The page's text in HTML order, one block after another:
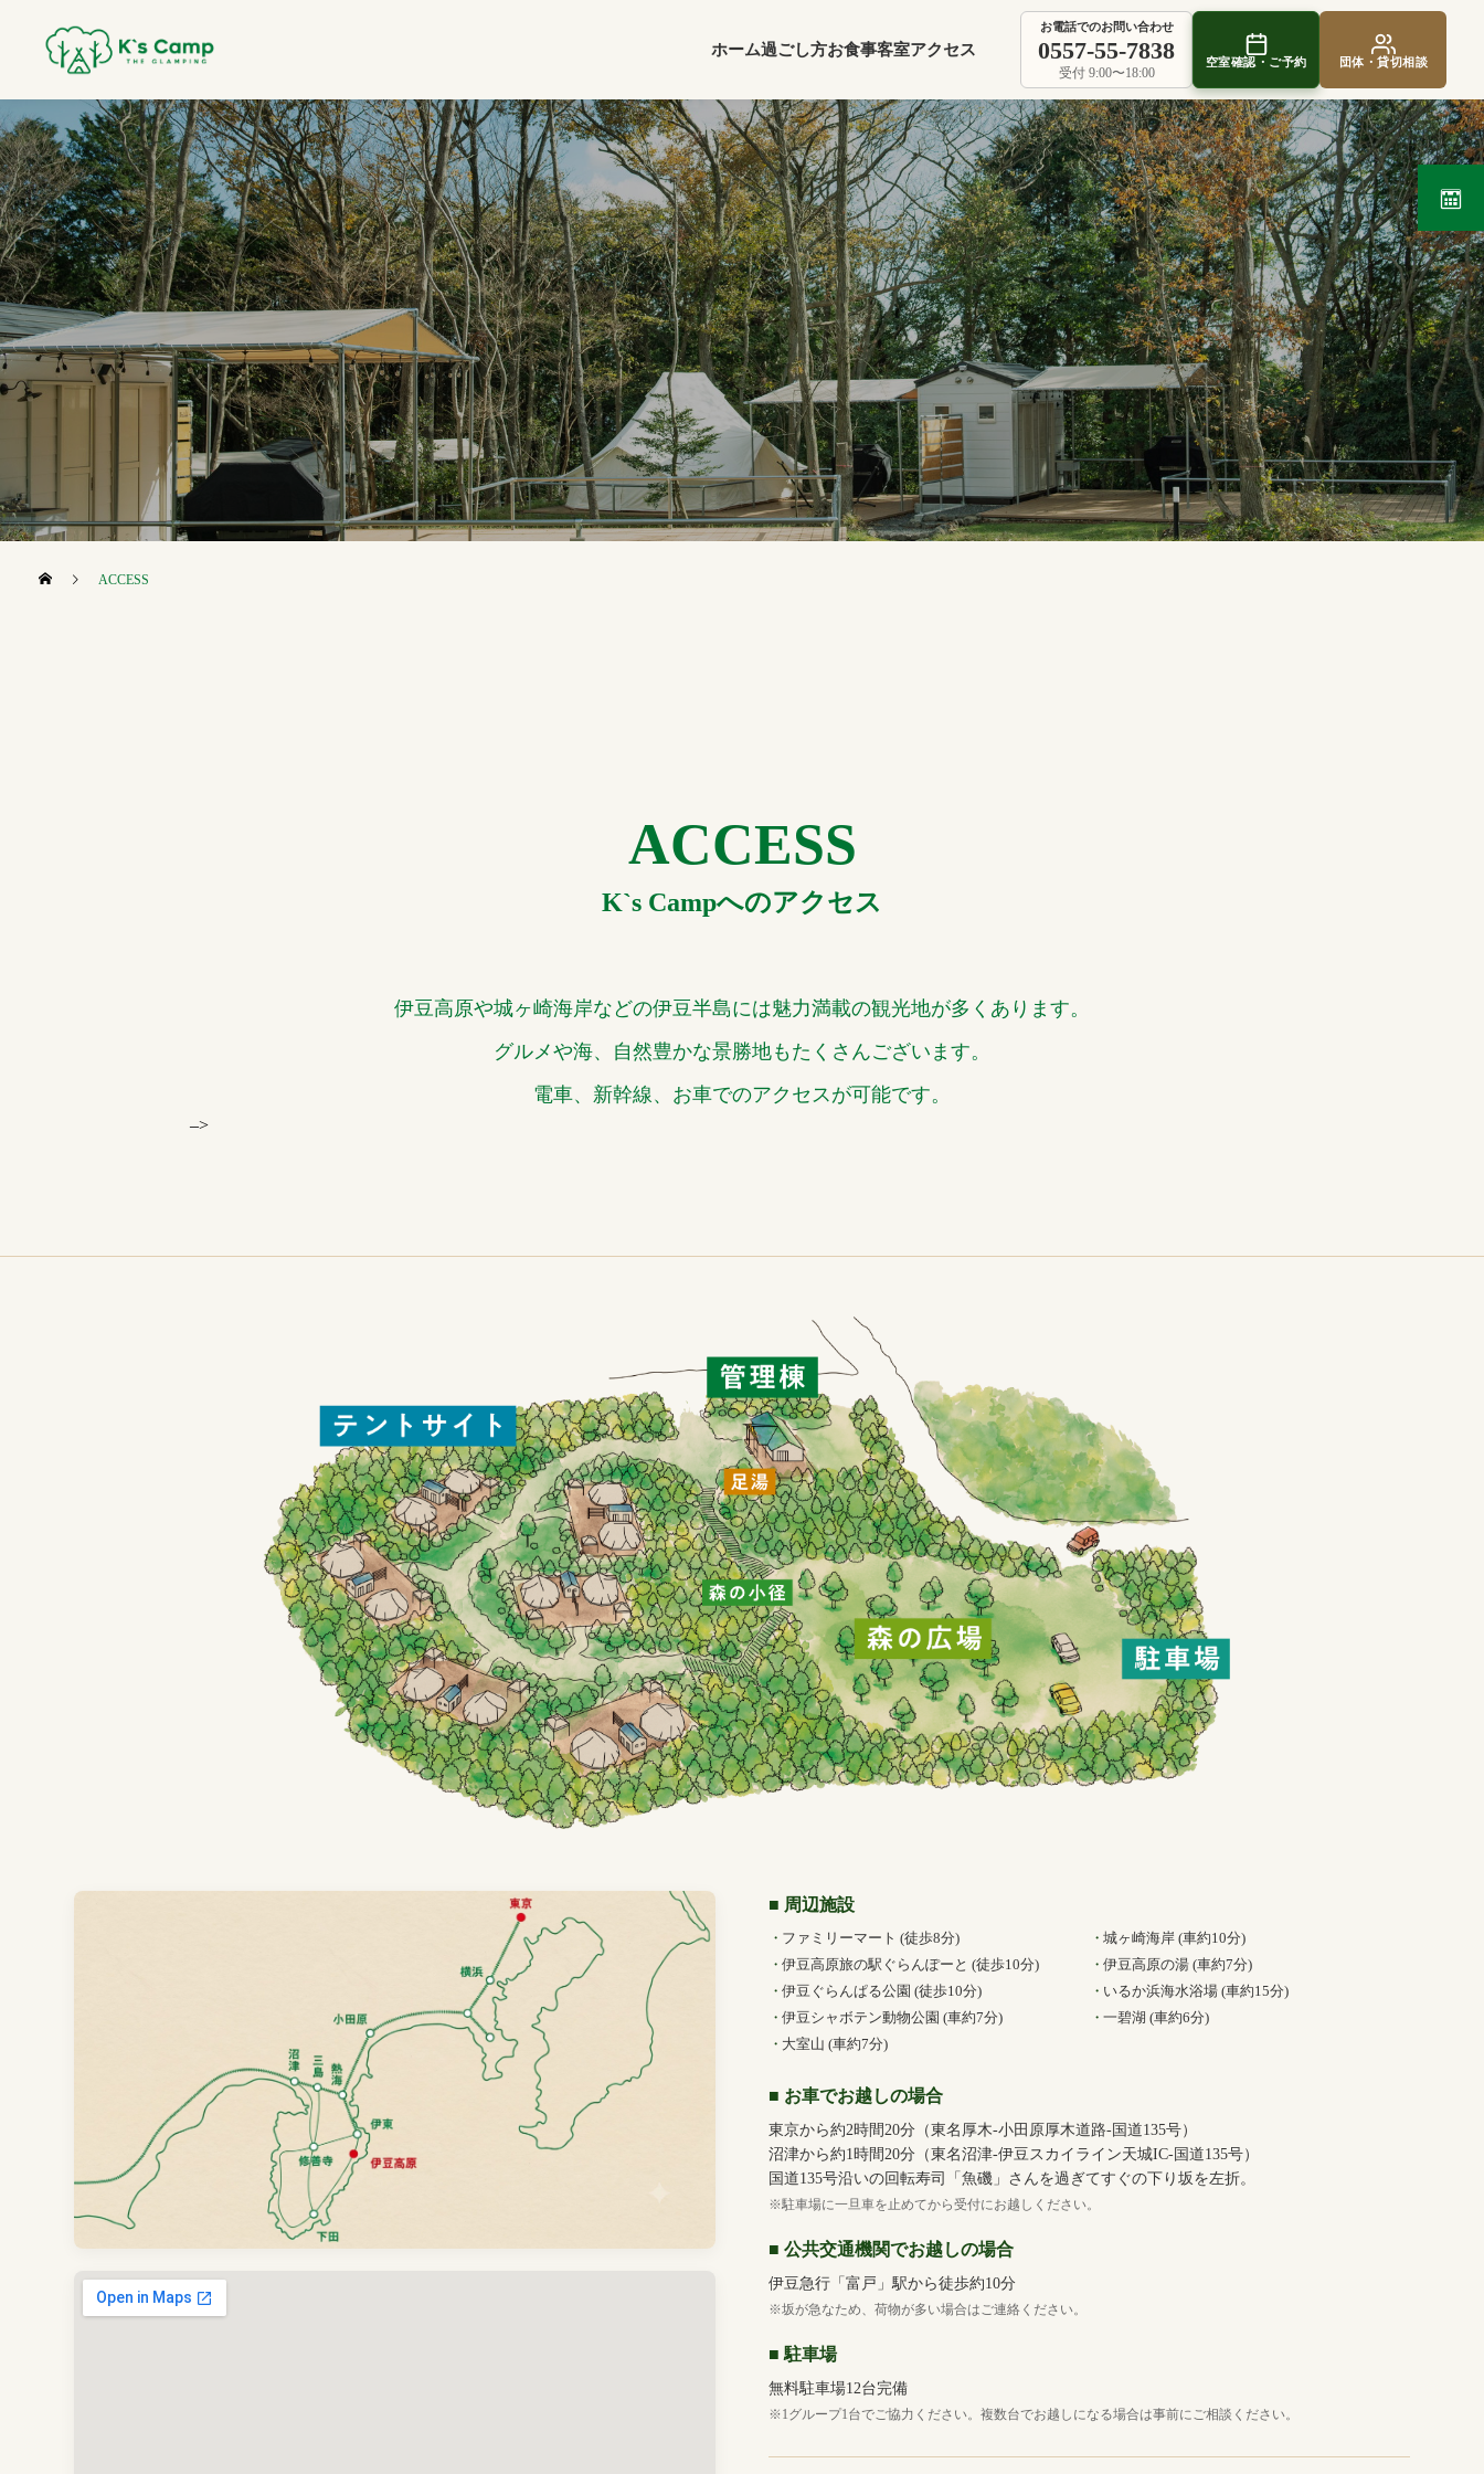
ホーム過ごし方お食事客室アクセス
お電話でのお問い合わせ
0557-55-7838
受付 9:00〜18:00
空室確認・ご予約 団体・貸切相談
ACCESS
ACCESS
K`s Campへのアクセス
伊豆高原や城ヶ崎海岸などの伊豆半島には魅力満載の観光地が多くあります。
グルメや海、自然豊かな景勝地もたくさんございます。
電車、新幹線、お車でのアクセスが可能です。
–>
■ 周辺施設
ファミリーマート (徒歩8分)
伊豆高原旅の駅ぐらんぽーと (徒歩10分)
伊豆ぐらんぱる公園 (徒歩10分)
伊豆シャボテン動物公園 (車約7分)
大室山 (車約7分)
城ヶ崎海岸 (車約10分)
伊豆高原の湯 (車約7分)
いるか浜海水浴場 (車約15分)
一碧湖 (車約6分)
■ お車でお越しの場合
東京から約2時間20分（東名厚木‐小田原厚木道路‐国道135号）
沼津から約1時間20分（東名沼津‐伊豆スカイライン天城IC‐国道135号）
国道135号沿いの回転寿司「魚磯」さんを過ぎてすぐの下り坂を左折。
※駐車場に一旦車を止めてから受付にお越しください。
■ 公共交通機関でお越しの場合
伊豆急行「富戸」駅から徒歩約10分
※坂が急なため、荷物が多い場合はご連絡ください。
■ 駐車場
無料駐車場12台完備
※1グループ1台でご協力ください。複数台でお越しになる場合は事前にご相談ください。